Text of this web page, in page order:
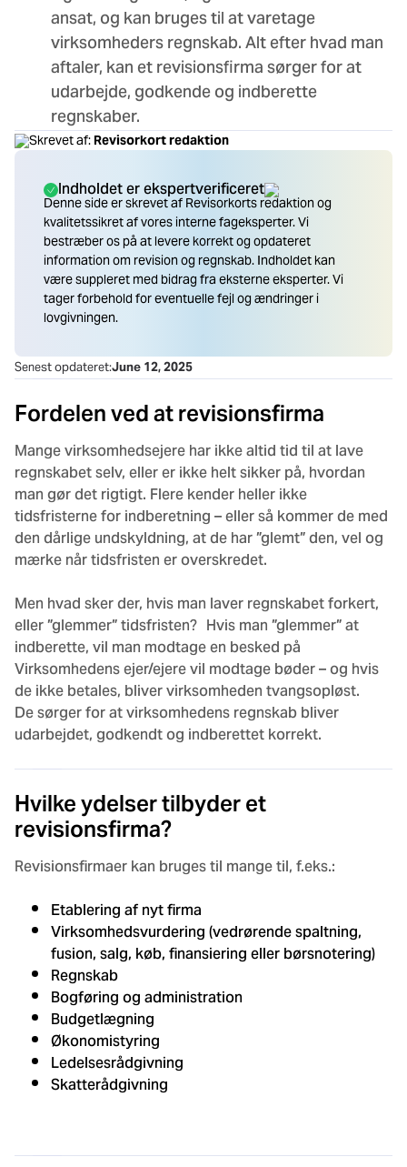
ansat, og kan bruges til at varetage
virksomheders regnskab. Alt efter hvad man
aftaler, kan et revisionsfirma sørger for at
udarbejde, godkende og indberette
regnskaber.
Skrevet af: Revisorkort redaktion
Indholdet er ekspertverificeret
Denne side er skrevet af Revisorkorts redaktion og
kvalitetssikret af vores interne fageksperter. Vi
bestræber os på at levere korrekt og opdateret
information om revision og regnskab. Indholdet kan
være suppleret med bidrag fra eksterne eksperter. Vi
tager forbehold for eventuelle fejl og ændringer i
lovgivningen.
Senest opdateret:June 12, 2025
Fordelen ved at revisionsfirma
Mange virksomhedsejere har ikke altid tid til at lave
regnskabet selv, eller er ikke helt sikker på, hvordan
man gør det rigtigt. Flere kender heller ikke
tidsfristerne for indberetning – eller så kommer de med
den dårlige undskyldning, at de har ”glemt” den, vel og
mærke når tidsfristen er overskredet.
Men hvad sker der, hvis man laver regnskabet forkert,
eller ”glemmer” tidsfristen? Hvis man ”glemmer” at
indberette, vil man modtage en besked på
Virksomhedens ejer/ejere vil modtage bøder – og hvis
de ikke betales, bliver virksomheden tvangsopløst.
De sørger for at virksomhedens regnskab bliver
udarbejdet, godkendt og indberettet korrekt.
Hvilke ydelser tilbyder et
revisionsfirma?
Revisionsfirmaer kan bruges til mange til, f.eks.:
Etablering af nyt firma
Virksomhedsvurdering (vedrørende spaltning,
fusion, salg, køb, finansiering eller børsnotering)
Regnskab
Bogføring og administration
Budgetlægning
Økonomistyring
Ledelsesrådgivning
Skatterådgivning